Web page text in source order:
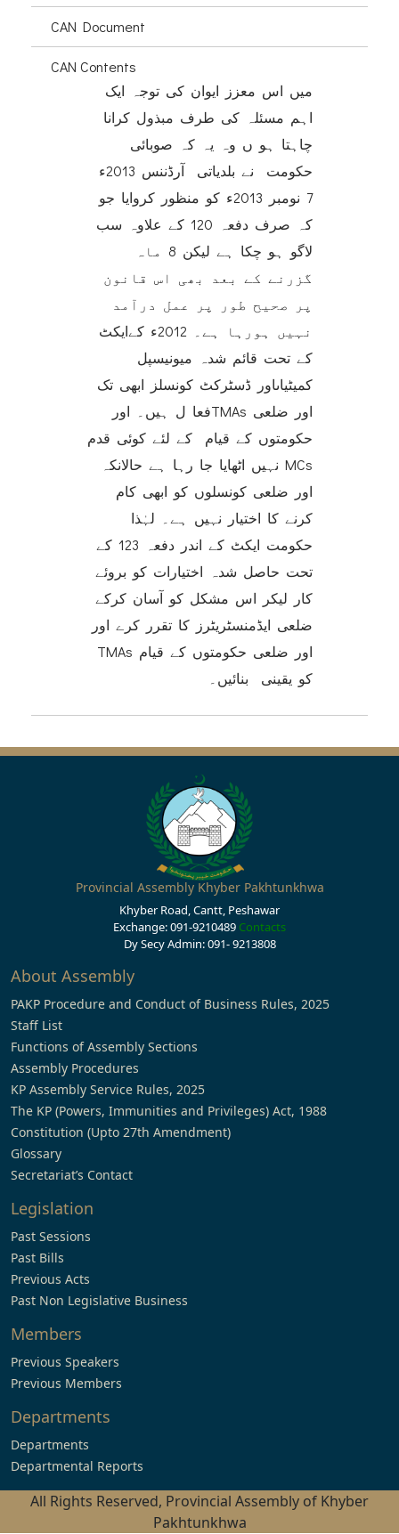
CAN Document
CAN Contents
میں اس معزز ایوان کی توجہ ایک
اہم مسئلہ کی طرف مبذول کرانا
چاہتا ہو ں وہ یہ کہ صوبائی
حکومت نے بلدیاتی آرڈننس 2013ء
7 نومبر 2013ء کو منظور کروایا جو
کہ صرف دفعہ 120 کے علاوہ سب
لاگو ہو چکا ہے لیکن 8 ماہ
گزرنے کے بعد بھی اس قانون
پر صحیح طور پر عمل درآمد
نہیں ہورہا ہے۔ 2012ء کےایکٹ
کے تحت قائم شدہ میونیسپل
کمیٹیاںاور ڈسٹرکٹ کونسلز ابھی تک
فعا ل ہیں۔ اورTMAs اور ضلعی
حکومتوں کے قیام کے لئے کوئی قدم
نہیں اٹھایا جا رہا ہے حالانکہ MCs
اور ضلعی کونسلوں کو ابھی کام
کرنے کا اختیار نہیں ہے۔ لہٰذا
حکومت ایکٹ کے اندر دفعہ 123 کے
تحت حاصل شدہ اختیارات کو بروئے
کار لیکر اس مشکل کو آسان کرکے
ضلعی ایڈمنسٹریٹرز کا تقرر کرے اور
TMAs اور ضلعی حکومتوں کے قیام
کو یقینی بنائیں۔
Provincial Assembly Khyber Pakhtunkhwa
Khyber Road, Cantt, Peshawar
Exchange: 091-9210489 Contacts
Dy Secy Admin: 091- 9213808
About Assembly
PAKP Procedure and Conduct of Business Rules, 2025
Staff List
Functions of Assembly Sections
Assembly Procedures
KP Assembly Service Rules, 2025
The KP (Powers, Immunities and Privileges) Act, 1988
Constitution (Upto 27th Amendment)
Glossary
Secretariat’s Contact
Legislation
Past Sessions
Past Bills
Previous Acts
Past Non Legislative Business
Members
Previous Speakers
Previous Members
Departments
Departments
Departmental Reports
All Rights Reserved, Provincial Assembly of Khyber
Pakhtunkhwa